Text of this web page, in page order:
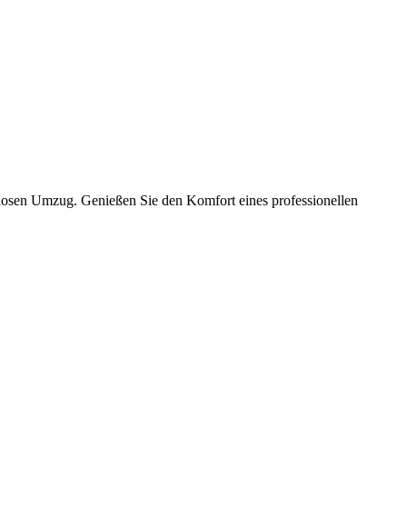
Umzug. Genießen Sie den Komfort eines professionellen